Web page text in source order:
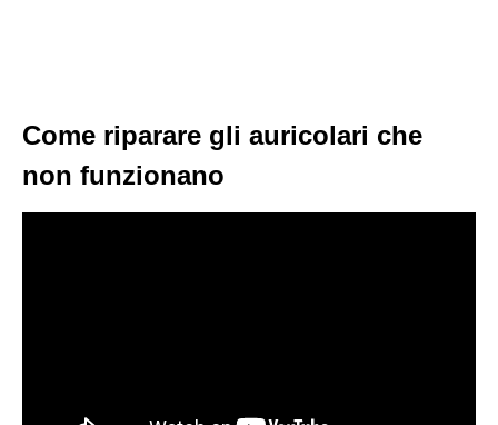
Come riparare gli auricolari che
non funzionano